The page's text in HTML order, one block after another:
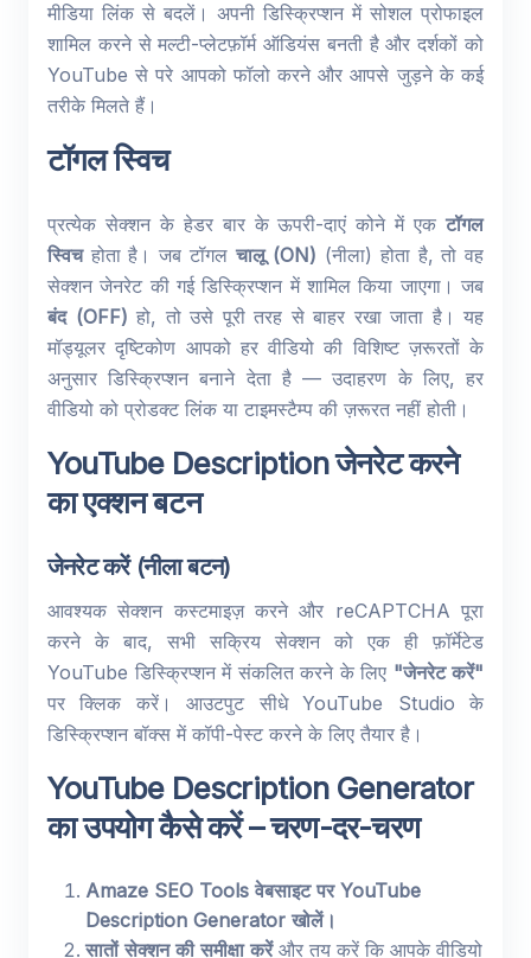
मीडिया लिंक से बदलें। अपनी डिस्क्रिप्शन में सोशल प्रोफाइल
शामिल करने से मल्टी-प्लेटफ़ॉर्म ऑडियंस बनती है और दर्शकों को
YouTube से परे आपको फॉलो करने और आपसे जुड़ने के कई
तरीके मिलते हैं।
टॉगल स्विच
प्रत्येक सेक्शन के हेडर बार के ऊपरी-दाएं कोने में एकटॉगल
स्विचहोता है। जब टॉगलचालू (ON) (नीला) होता है, तो वह
सेक्शन जेनरेट की गई डिस्क्रिप्शन में शामिल किया जाएगा। जब
बंद (OFF) हो, तो उसे पूरी तरह से बाहर रखा जाता है। यह
मॉड्यूलर दृष्टिकोण आपको हर वीडियो की विशिष्ट ज़रूरतों के
अनुसार डिस्क्रिप्शन बनाने देता है — उदाहरण के लिए, हर
वीडियो को प्रोडक्ट लिंक या टाइमस्टैम्प की ज़रूरत नहीं होती।
YouTube Description जेनरेट करने
का एक्शन बटन
जेनरेट करें (नीला बटन)
आवश्यक सेक्शन कस्टमाइज़ करने और reCAPTCHA पूरा
करने के बाद, सभी सक्रिय सेक्शन को एक ही फ़ॉर्मेटेड
YouTube डिस्क्रिप्शन में संकलित करने के लिए "जेनरेट करें"
पर क्लिक करें। आउटपुट सीधे YouTube Studio के
डिस्क्रिप्शन बॉक्स में कॉपी-पेस्ट करने के लिए तैयार है।
YouTube Description Generator
का उपयोग कैसे करें – चरण-दर-चरण
Amaze SEO Tools वेबसाइट पर YouTube
Description Generator खोलें।
सातों सेक्शन की समीक्षा करेंऔर तय करें कि आपके वीडियो